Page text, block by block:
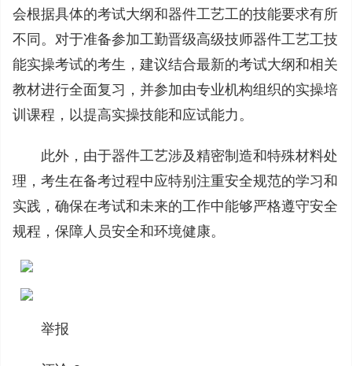
会根据具体的考试大纲和器件工艺工的技能要求有所
不同。‌对于准备参加工勤晋级高级技师器件工艺工技
能实操考试的考生，‌建议结合最新的考试大纲和相关
教材进行全面复习，‌并参加由专业机构组织的实操培
训课程，‌以提高实操技能和应试能力。‌
此外，‌由于器件工艺涉及精密制造和特殊材料处
理，‌考生在备考过程中应特别注重安全规范的学习和
实践，‌确保在考试和未来的工作中能够严格遵守安全
规程，‌保障人员安全和环境健康。‌
举报